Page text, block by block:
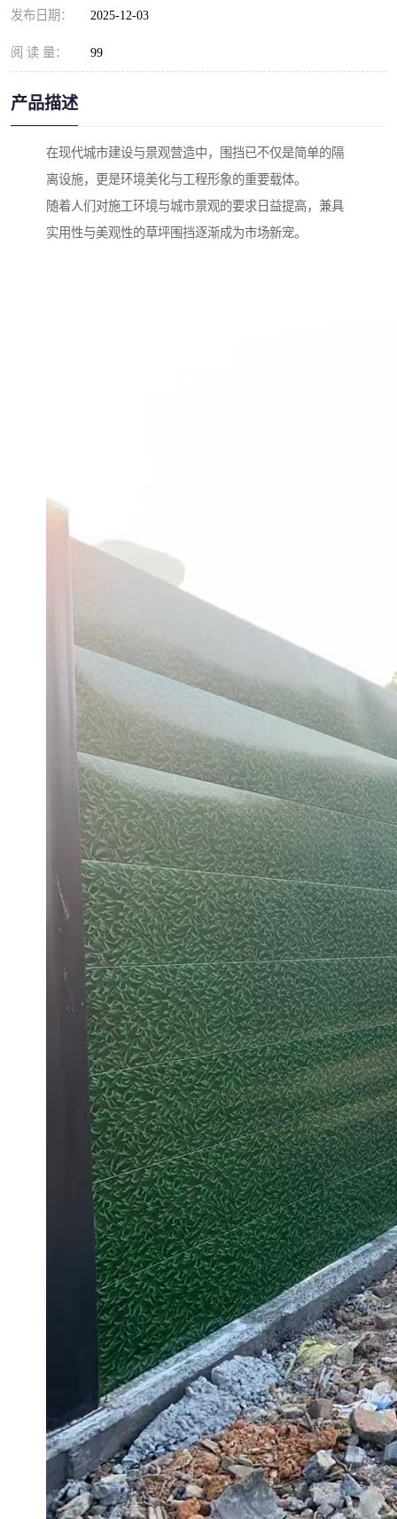
发布日期： 2025-12-03
阅 读 量： 99
产品描述
在现代城市建设与景观营造中，围挡已不仅是简单的隔
离设施，更是环境美化与工程形象的重要载体。
随着人们对施工环境与城市景观的要求日益提高，兼具
实用性与美观性的草坪围挡逐渐成为市场新宠。